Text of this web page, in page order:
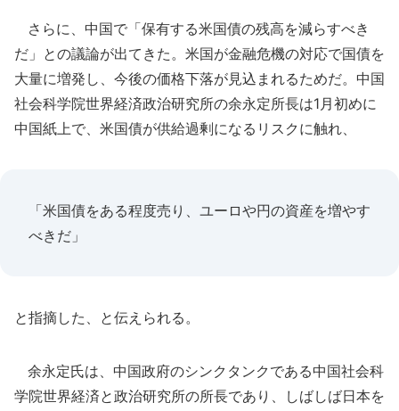
さらに、中国で「保有する米国債の残高を減らすべき
だ」との議論が出てきた。米国が金融危機の対応で国債を
大量に増発し、今後の価格下落が見込まれるためだ。中国
社会科学院世界経済政治研究所の余永定所長は1月初めに
中国紙上で、米国債が供給過剰になるリスクに触れ、
「米国債をある程度売り、ユーロや円の資産を増やす
べきだ」
と指摘した、と伝えられる。
余永定氏は、中国政府のシンクタンクである中国社会科
学院世界経済と政治研究所の所長であり、しばしば日本を